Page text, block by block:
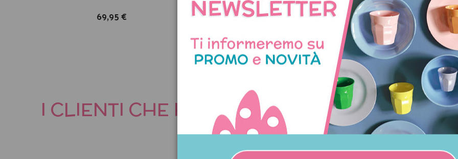
69,95 € 59,95 €
I CLIENTI CHE HANNO ACQUISTATO
COMPRATO ANCHE: